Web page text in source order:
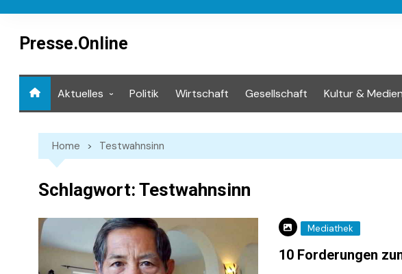
contentPresse.Online
Aktuelles Politik Wirtschaft Gesellschaft Kultur & Medien
Home Testwahnsinn
Schlagwort: Testwahnsinn
Mediathek
10 Forderungen